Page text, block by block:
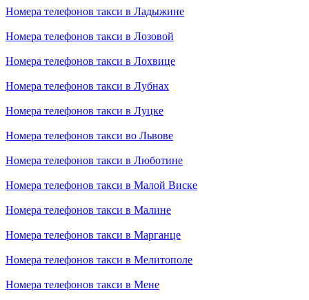
Номера телефонов такси в Ладыжине
Номера телефонов такси в Лозовой
Номера телефонов такси в Лохвице
Номера телефонов такси в Лубнах
Номера телефонов такси в Луцке
Номера телефонов такси во Львове
Номера телефонов такси в Люботине
Номера телефонов такси в Малой Виске
Номера телефонов такси в Малине
Номера телефонов такси в Марганце
Номера телефонов такси в Мелитополе
Номера телефонов такси в Мене